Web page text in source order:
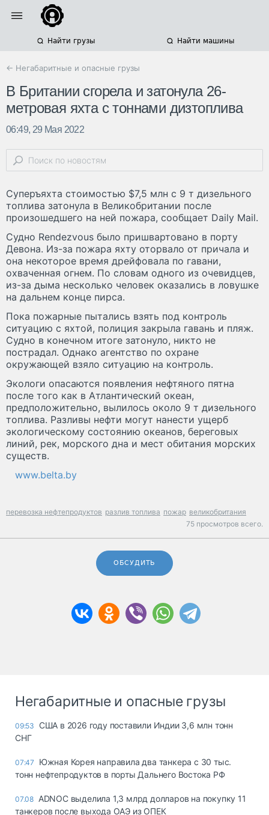
Найти грузы Найти машины
← Негабаритные и опасные грузы
В Британии сгорела и затонула 26-
метровая яхта с тоннами дизтоплива
06:49, 29 Мая 2022
Суперъяхта стоимостью $7,5 млн с 9 т дизельного
топлива затонула в Великобритании после
произошедшего на ней пожара, сообщает Daily Mail.
Судно Rendezvous было пришвартовано в порту
Девона. Из-за пожара яхту оторвало от причала и
она некоторое время дрейфовала по гавани,
охваченная огнем. По словам одного из очевидцев,
из-за дыма несколько человек оказались в ловушке
на дальнем конце пирса.
Пока пожарные пытались взять под контроль
ситуацию с яхтой, полиция закрыла гавань и пляж.
Судно в конечном итоге затонуло, никто не
пострадал. Однако агентство по охране
окружающей взяло ситуацию на контроль.
Экологи опасаются появления нефтяного пятна
после того как в Атлантический океан,
предположительно, вылилось около 9 т дизельного
топлива. Разливы нефти могут нанести ущерб
экологическому состоянию океанов, береговых
линий, рек, морского дна и мест обитания морских
существ.
www.belta.by
перевозка нефтепродуктов разлив топлива пожар великобритания
75 просмотров всего.
ОБСУДИТЬ
Негабаритные и опасные грузы
09:53
США в 2026 году поставили Индии 3,6 млн тонн
СНГ
07:47
Южная Корея направила два танкера с 30 тыс.
тонн нефтепродуктов в порты Дальнего Востока РФ
07.08 ADNOC выделила 1,3 млрд долларов на покупку 11
танкеров после выхода ОАЭ из ОПЕК